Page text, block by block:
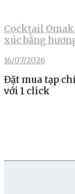
Cocktail
xúc bằng
16/07/2026
Đặt mua tạp
với 1 click